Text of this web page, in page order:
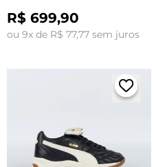
R$ 699,90
ou 9x de R$ 77,77 sem juros